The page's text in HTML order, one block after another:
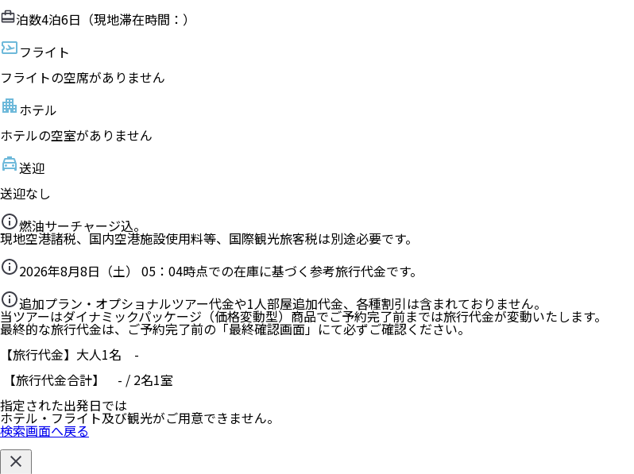
泊数4泊6日（現地滞在時間： ）
フライト
フライトの空席がありません
ホテル
ホテルの空室がありません
送迎
送迎なし
燃油サーチャージ込。
現地空港諸税、国内空港施設使用料等、国際観光旅客税は別途必要です。
2026年8月8日（土） 05：04時点での在庫に基づく参考旅行代金です。
追加プラン・オプショナルツアー代金や1人部屋追加代金、各種割引は含まれておりません。
当ツアーはダイナミックパッケージ（価格変動型）商品でご予約完了前までは旅行代金が変動いたします。
最終的な旅行代金は、ご予約完了前の「最終確認画面」にて必ずご確認ください。
【旅行代金】大人1名 -
【旅行代金合計】 - / 2名1室
指定された出発日では
ホテル・フライト及び観光がご用意できません。
検索画面へ戻る